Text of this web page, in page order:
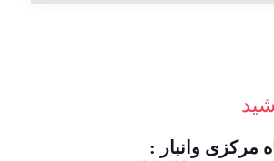
مرکزی وانبار :